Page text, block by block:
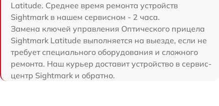
Latitude. Среднее время ремонта устройств
Sightmark в нашем сервисном - 2 часа.
Замена ключей управления Оптического прицела
Sightmark Latitude выполняется на выезде, если не
требует специального оборудования и сложного
ремонта. Наш курьер доставит устройство в сервис-
центр Sightmark и обратно.